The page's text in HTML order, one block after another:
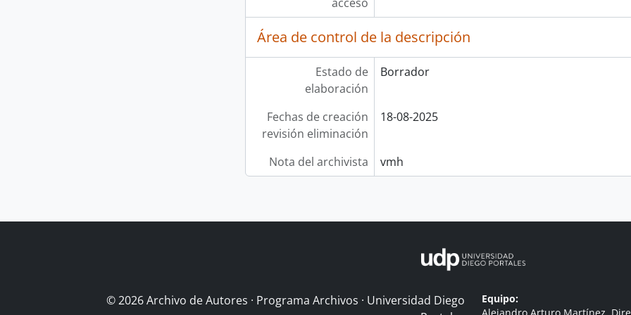
Área de control de la descripción
Estado de
elaboración
Borrador
Fechas de creación
revisión eliminación
18-08-2025
Nota del archivista vmh
© 2026 Archivo de Autores · Programa Archivos · Universidad Diego
Equipo: